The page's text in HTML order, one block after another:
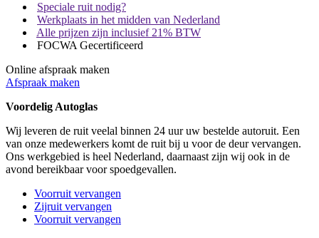
Speciale ruit nodig?
Werkplaats in het midden van Nederland
Alle prijzen zijn inclusief 21% BTW
FOCWA Gecertificeerd
Online afspraak maken
Afspraak maken
Voordelig Autoglas
Wij leveren de ruit veelal binnen 24 uur uw bestelde autoruit. Een
van onze medewerkers komt de ruit bij u voor de deur vervangen.
Ons werkgebied is heel Nederland, daarnaast zijn wij ook in de
avond bereikbaar voor spoedgevallen.
Voorruit vervangen
Zijruit vervangen
Voorruit vervangen